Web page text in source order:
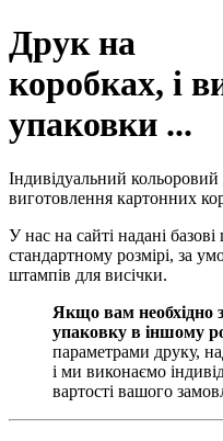
Друк на
коробках, і
упаковки ...
Індивідуальний
виготовлення картонних
У нас на сайті надані
стандартному розмірі, за
штампів для висічки.
Якщо вам необхідно
упаковку в іншому
параметрами друку,
і ми виконаємо
вартості вашого